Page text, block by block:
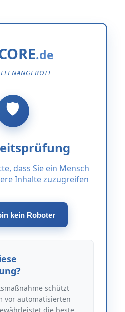
dass Sie ein Mensch
Inhalte zuzugreifen
kein Roboter
schützt
vor automatisierten